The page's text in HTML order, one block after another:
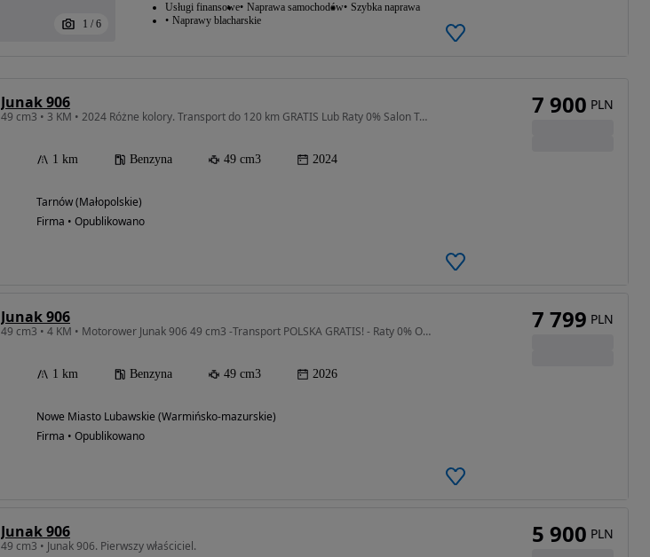
1 / 6
Usługi finansowe Naprawa samochodów Szybka naprawa
Naprawy blacharskie
Junak 906
49 cm3 • 3 KM • 2024 Różne kolory. Transport do 120 km GRATIS Lub Raty 0% Salon Tarnów
1 km Benzyna 49 cm3 2024
Tarnów (Małopolskie)
Firma • Opublikowano
7 900 PLN
Junak 906
49 cm3 • 4 KM • Motorower Junak 906 49 cm3 -Transport POLSKA GRATIS! - Raty 0% OKAZJA!
1 km Benzyna 49 cm3 2026
Nowe Miasto Lubawskie (Warmińsko-mazurskie)
Firma • Opublikowano
7 799 PLN
Junak 906
49 cm3 • Junak 906. Pierwszy właściciel. 5 900 PLN